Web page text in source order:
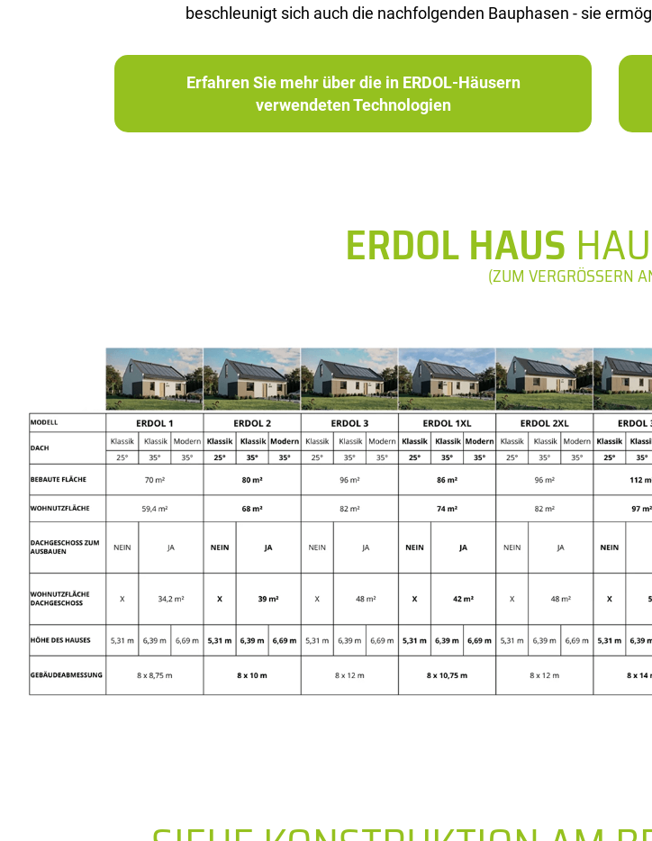
be­schleu­nigt sich auch die nach­fol­gen­den Bau­pha­sen - sie
Erfahren Sie mehr über die in ERDOL-Häusern
verwendeten Technologien
ERDOL HAUS
(ZUM VERGRÖSSERN